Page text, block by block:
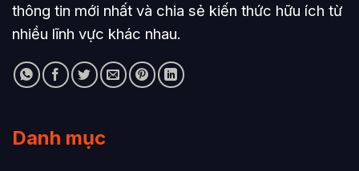
thông tin mới nhất và chia sẻ kiến thức hữu ích từ
nhiều lĩnh vực khác nhau.
Danh mục